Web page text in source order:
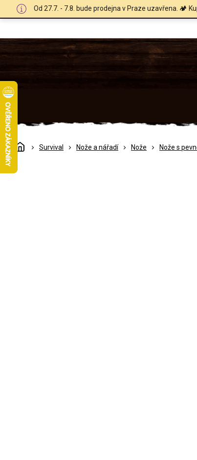
Od 27.7. - 7.8. bude prodejna v Praze uzavřena. 🏕️
DomůSurvival Nože a nářadí Nože Nože s